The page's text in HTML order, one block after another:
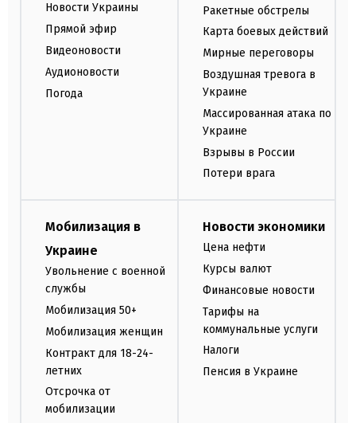
Новости Украины
Прямой эфир
Видеоновости
Аудионовости
Погода
Ракетные обстрелы
Карта боевых действий
Мирные переговоры
Воздушная тревога в
Украине
Массированная атака по
Украине
Взрывы в России
Потери врага
Мобилизация в
Украине
Увольнение с военной
службы
Мобилизация 50+
Мобилизация женщин
Контракт для 18-24-
летних
Отсрочка от
мобилизации
Новости экономики
Цена нефти
Курсы валют
Финансовые новости
Тарифы на
коммунальные услуги
Налоги
Пенсия в Украине